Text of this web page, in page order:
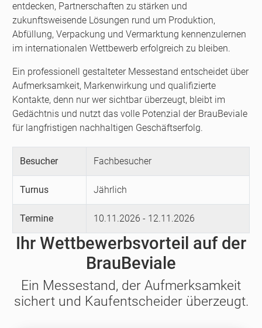
entdecken, Partnerschaften zu stärken und
zukunftsweisende Lösungen rund um Produktion,
Abfüllung, Verpackung und Vermarktung kennenzulernen
im internationalen Wettbewerb erfolgreich zu bleiben.
Ein professionell gestalteter Messestand entscheidet über
Aufmerksamkeit, Markenwirkung und qualifizierte
Kontakte, denn nur wer sichtbar überzeugt, bleibt im
Gedächtnis und nutzt das volle Potenzial der BrauBeviale
für langfristigen nachhaltigen Geschäftserfolg.
Besucher Fachbesucher
Turnus Jährlich
Termine 10.11.2026 - 12.11.2026
Ihr Wettbewerbsvorteil auf der
BrauBeviale
Ein Messestand, der Aufmerksamkeit
sichert und Kaufentscheider überzeugt.